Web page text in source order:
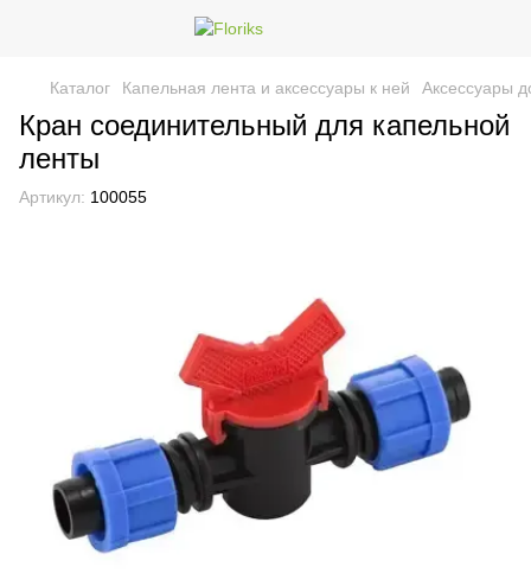
Каталог Капельная лента и аксессуары к ней Аксессуары
Кран соединительный для капельной
ленты
Артикул: 100055